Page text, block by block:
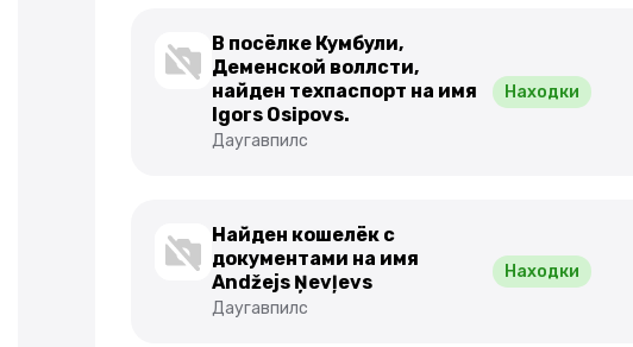
В посёлке Кумбули,
Деменской воллсти,
найден техпаспорт на имя
Igors Osipovs.
Даугавпилс
Находки
Найден кошелёк с
документами на имя
Andžejs Ņevļevs
Даугавпилс
Находки